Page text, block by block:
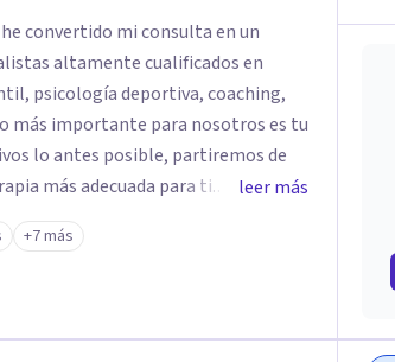
convertido mi consulta en un
altamente cualificados en
psicología deportiva, coaching,
lo antes posible, partiremos de
más adecuada para ti.
la terapia de aceptación y
para trabajar la situación y
leer más
+7 más